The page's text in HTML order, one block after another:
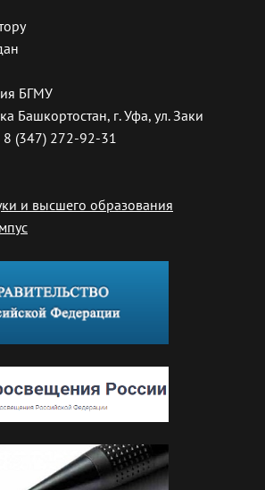
БГМУ
Башкортостан, г. Уфа, ул. Заки
8 (347) 272-92-31
и высшего образования